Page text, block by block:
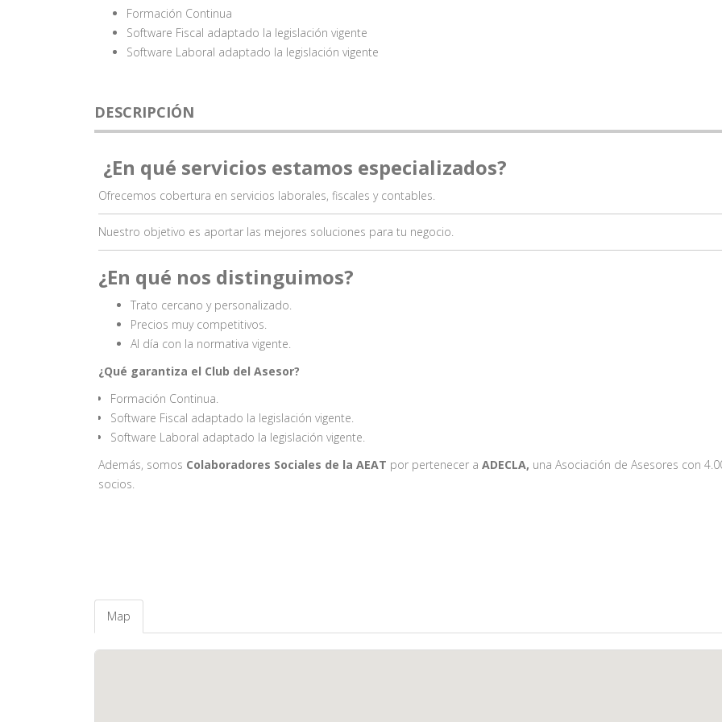
Formación Continua
Software Fiscal adaptado la legislación vigente
Software Laboral adaptado la legislación vigente
DESCRIPCIÓN
¿En qué servicios estamos especializados?
Ofrecemos cobertura en servicios laborales, fiscales y contables.
Nuestro objetivo es aportar las mejores soluciones para tu negocio.
¿En qué nos distinguimos?
Trato cercano y personalizado.
Precios muy competitivos.
Al día con la normativa vigente.
¿Qué garantiza el Club del Asesor?
Formación Continua.
Software Fiscal adaptado la legislación vigente.
Software Laboral adaptado la legislación vigente.
Además, somos Colaboradores Sociales de la AEAT por pertenecer a ADECLA, una Asociación de Asesores con
socios.
Map